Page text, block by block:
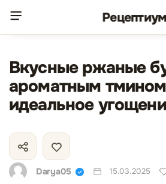
Рецептиум
Вкусные ржаные
ароматным
идеальное
Darya05 15.03.2025